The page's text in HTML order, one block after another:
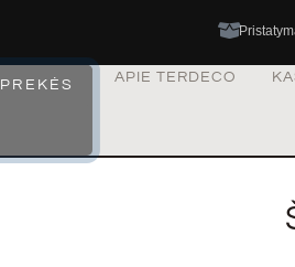
PREKĖS APIE TERDECO